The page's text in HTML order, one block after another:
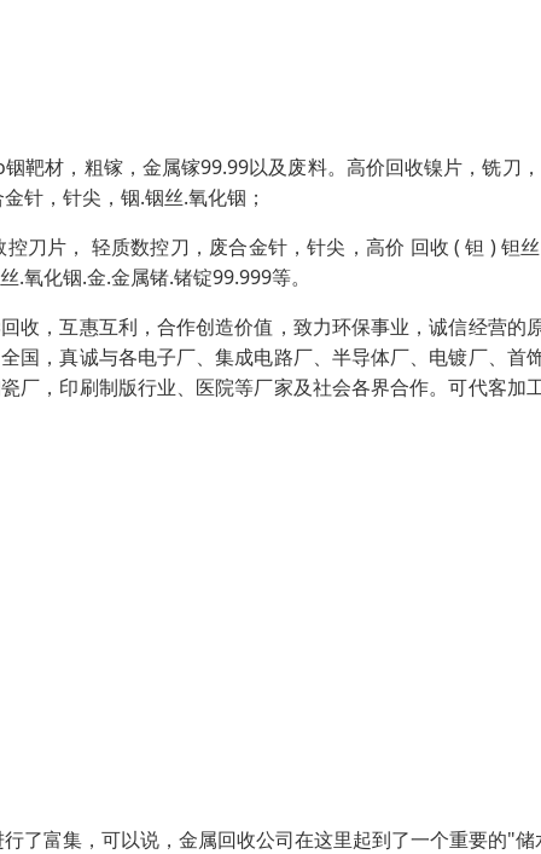
靶材，粗镓，金属镓99.99以及废料。高价回收镍片，铣刀
针，针尖，铟.铟丝.氧化铟；
刀片， 轻质数控刀，废合金针，针尖，高价 回收 ( 钽 ) 钽
.氧化铟.金.金属锗.锗锭99.999等。
收，互惠互利，合作创造价值，致力环保事业，诚信经营的
国，真诚与各电子厂、集成电路厂、半导体厂、电镀厂、首
厂，印刷制版行业、医院等厂家及社会各界合作。可代客加
了富集，可以说，金属回收公司在这里起到了一个重要的"储